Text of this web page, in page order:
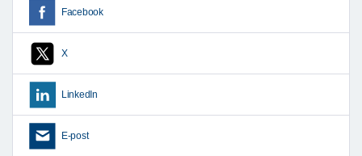
Facebook
X
LinkedIn
E-post